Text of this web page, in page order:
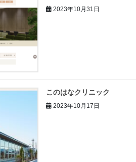
2023年10月31日
このはなクリニック
2023年10月17日